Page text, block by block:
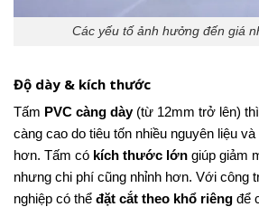
Các yếu tố ảnh hưởng đến giá
Độ dày & kích thước
Tấm PVC càng dày(từ 12mm trở lên) thì
càng cao do tiêu tốn nhiều nguyên liệu
hơn. Tấm có kích thước lớn giúp giảm
nhưng chi phí cũng nhỉnh hơn. Với công
nghiệp có thể đặt cắt theo khổ riêng để